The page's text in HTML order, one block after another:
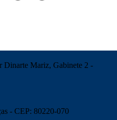
Dinarte Mariz, Gabinete 2 -
- CEP: 80220-070